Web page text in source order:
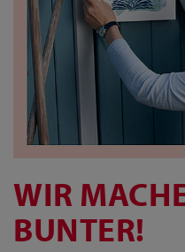
WIR
BUNTER!